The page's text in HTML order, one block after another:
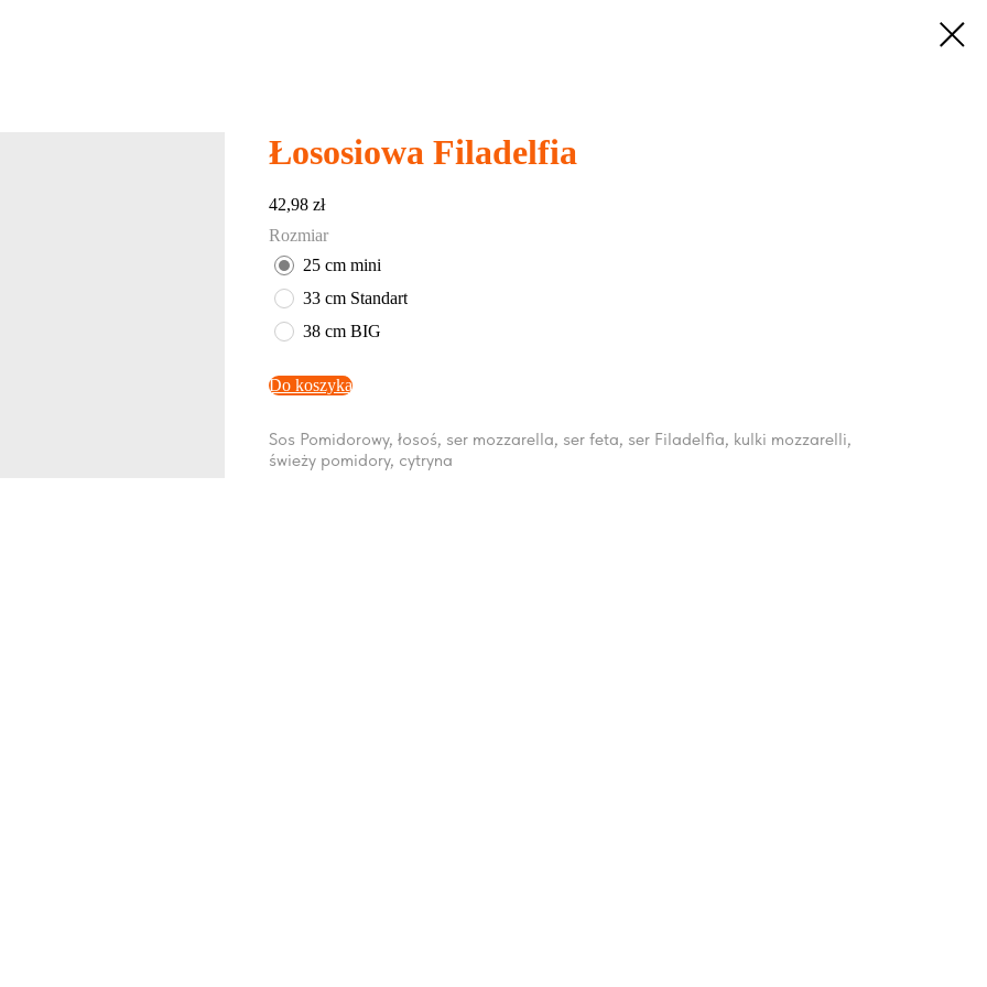
Łososiowa Filadelfia
42,98 zł
Rozmiar
25 cm mini
33 cm Standart
38 cm BIG
Do koszyka
Sos Pomidorowy, łosoś, ser mozzarella, ser feta, ser Filadelfia, kulki mozzarelli,
świeży pomidory, cytryna